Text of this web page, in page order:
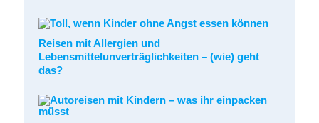
Reisen mit Allergien und
Lebensmittelunverträglichkeiten – (wie) geht
das?